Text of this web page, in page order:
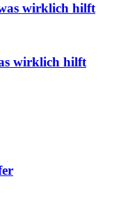
wirklich hilft
wirklich hilft